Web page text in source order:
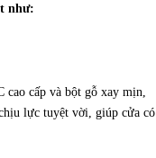
như:
cao cấp và bột gỗ xay mịn,
lực tuyệt vời, giúp cửa có